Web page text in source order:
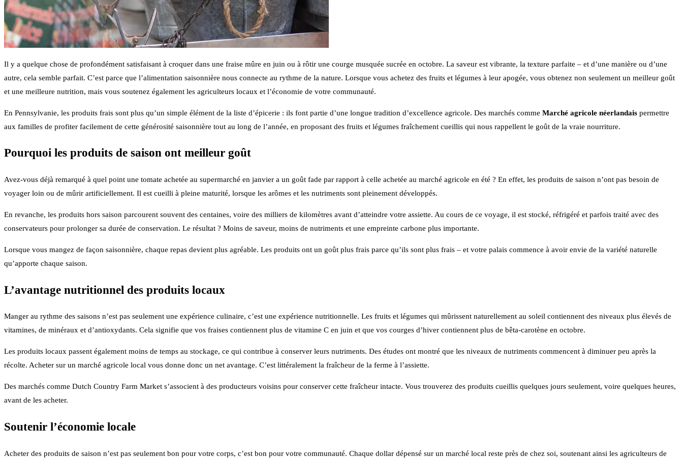
Il y a quelque chose de profondément satisfaisant à croquer dans une fraise mûre en juin ou à rôtir une courge musquée sucrée en octobre. La saveur est vibrante, la texture parfaite – et d’une manière ou d’une
autre, cela semble parfait. C’est parce que l’alimentation saisonnière nous connecte au rythme de la nature. Lorsque vous achetez des fruits et légumes à leur apogée, vous obtenez non seulement un meilleur goût
et une meilleure nutrition, mais vous soutenez également les agriculteurs locaux et l’économie de votre communauté.
En Pennsylvanie, les produits frais sont plus qu’un simple élément de la liste d’épicerie : ils font partie d’une longue tradition d’excellence agricole. Des marchés comme Marché agricole néerlandais permettre
aux familles de profiter facilement de cette générosité saisonnière tout au long de l’année, en proposant des fruits et légumes fraîchement cueillis qui nous rappellent le goût de la vraie nourriture.
Pourquoi les produits de saison ont meilleur goût
Avez-vous déjà remarqué à quel point une tomate achetée au supermarché en janvier a un goût fade par rapport à celle achetée au marché agricole en été ? En effet, les produits de saison n’ont pas besoin de
voyager loin ou de mûrir artificiellement. Il est cueilli à pleine maturité, lorsque les arômes et les nutriments sont pleinement développés.
En revanche, les produits hors saison parcourent souvent des centaines, voire des milliers de kilomètres avant d’atteindre votre assiette. Au cours de ce voyage, il est stocké, réfrigéré et parfois traité avec des
conservateurs pour prolonger sa durée de conservation. Le résultat ? Moins de saveur, moins de nutriments et une empreinte carbone plus importante.
Lorsque vous mangez de façon saisonnière, chaque repas devient plus agréable. Les produits ont un goût plus frais parce qu’ils sont plus frais – et votre palais commence à avoir envie de la variété naturelle
qu’apporte chaque saison.
L’avantage nutritionnel des produits locaux
Manger au rythme des saisons n’est pas seulement une expérience culinaire, c’est une expérience nutritionnelle. Les fruits et légumes qui mûrissent naturellement au soleil contiennent des niveaux plus élevés de
vitamines, de minéraux et d’antioxydants. Cela signifie que vos fraises contiennent plus de vitamine C en juin et que vos courges d’hiver contiennent plus de bêta-carotène en octobre.
Les produits locaux passent également moins de temps au stockage, ce qui contribue à conserver leurs nutriments. Des études ont montré que les niveaux de nutriments commencent à diminuer peu après la
récolte. Acheter sur un marché agricole local vous donne donc un net avantage. C’est littéralement la fraîcheur de la ferme à l’assiette.
Des marchés comme Dutch Country Farm Market s’associent à des producteurs voisins pour conserver cette fraîcheur intacte. Vous trouverez des produits cueillis quelques jours seulement, voire quelques heures,
avant de les acheter.
Soutenir l’économie locale
Acheter des produits de saison n’est pas seulement bon pour votre corps, c’est bon pour votre communauté. Chaque dollar dépensé sur un marché local reste près de chez soi, soutenant ainsi les agriculteurs de